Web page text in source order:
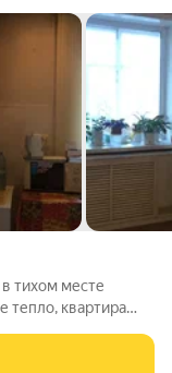
тихом месте
тепло, квартира
фото не полностью.